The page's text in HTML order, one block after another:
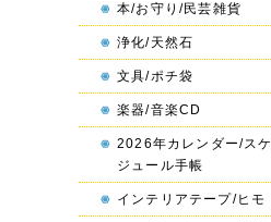
本/お守り/民芸雑貨
浄化/天然石
文具/ポチ袋
楽器/音楽CD
2026年カレンダー/スケ
ジュール手帳
インテリアテープ/ヒモ